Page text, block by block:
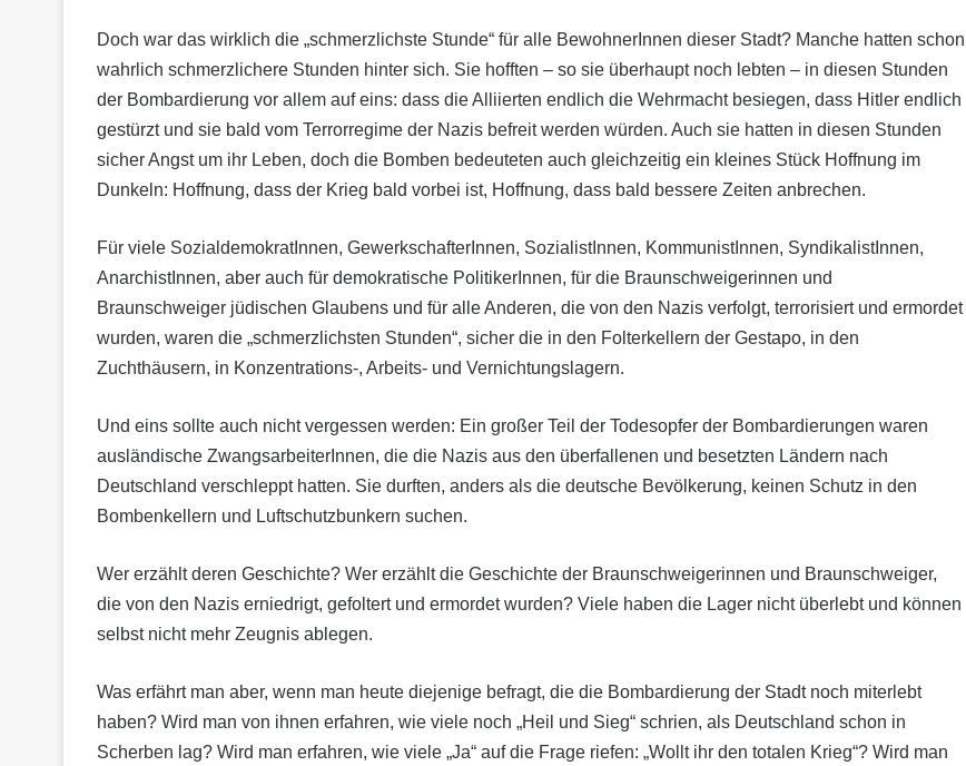
Doch war das wirklich die „schmerzlichste Stunde“ für alle BewohnerInnen dieser Stadt? Manche hatten schon
wahrlich schmerzlichere Stunden hinter sich. Sie hofften – so sie überhaupt noch lebten – in diesen Stunden
der Bombardierung vor allem auf eins: dass die Alliierten endlich die Wehrmacht besiegen, dass Hitler endlich
gestürzt und sie bald vom Terrorregime der Nazis befreit werden würden. Auch sie hatten in diesen Stunden
sicher Angst um ihr Leben, doch die Bomben bedeuteten auch gleichzeitig ein kleines Stück Hoffnung im
Dunkeln: Hoffnung, dass der Krieg bald vorbei ist, Hoffnung, dass bald bessere Zeiten anbrechen.
Für viele SozialdemokratInnen, GewerkschafterInnen, SozialistInnen, Kom­munist­Innen, SyndikalistInnen,
AnarchistInnen, aber auch für demokratische PolitikerInnen, für die Braun­schweigerinnen und
Braunschweiger jüdischen Glaubens und für alle Anderen, die von den Nazis verfolgt, terrorisiert und ermordet
wurden, waren die „schmerzlichsten Stunden“, sicher die in den Folterkellern der Gestapo, in den
Zuchthäusern, in Konzentrations-, Arbeits- und Vernichtungslagern.
Und eins sollte auch nicht vergessen werden: Ein großer Teil der Todesopfer der Bombardierungen waren
ausländische ZwangsarbeiterInnen, die die Nazis aus den überfallenen und besetzten Ländern nach
Deutschland verschleppt hatten. Sie durften, anders als die deutsche Bevölkerung, keinen Schutz in den
Bombenkellern und Luftschutzbunkern suchen.
Wer erzählt deren Geschichte? Wer erzählt die Geschichte der Braunschweiger­innen und Braunschweiger,
die von den Nazis erniedrigt, gefoltert und er­mordet wurden? Viele haben die Lager nicht überlebt und können
selbst nicht mehr Zeugnis ablegen.
Was erfährt man aber, wenn man heute diejenige befragt, die die Bombardierung der Stadt noch miterlebt
haben? Wird man von ihnen erfahren, wie viele noch „Heil und Sieg“ schrien, als Deutschland schon in
Scherben lag? Wird man erfahren, wie viele „Ja“ auf die Frage riefen: „Wollt ihr den totalen Krieg“? Wird man